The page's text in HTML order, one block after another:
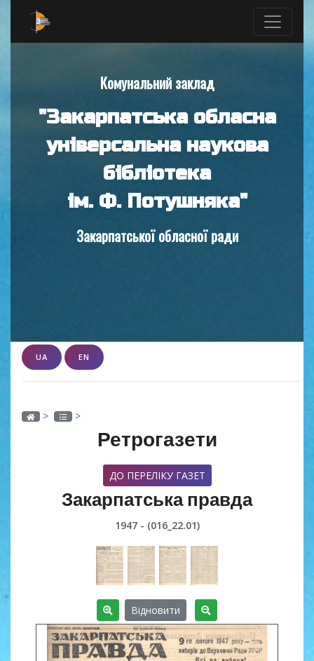
Комунальний заклад
"Закарпатська обласна
універсальна наукова
бібліотека
ім. Ф. Потушняка"
Закарпатської обласної ради
UA EN
> >
Ретрогазети
ДО ПЕРЕЛІКУ ГАЗЕТ
Закарпатська правда
1947 - (016_22.01)
Відновити